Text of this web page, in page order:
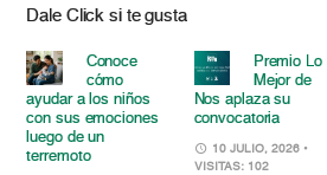
Dale Click si te gusta
Conoce
cómo
ayudar a los niños
con sus emociones
luego de un
terremoto
Premio Lo
Mejor de
Nos aplaza su
convocatoria
10 JULIO, 2026 •
VISITAS: 102